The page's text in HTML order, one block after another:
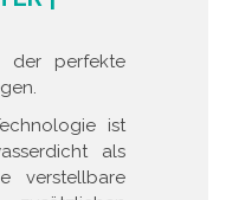
der perfekte
ist
als
verstellbare